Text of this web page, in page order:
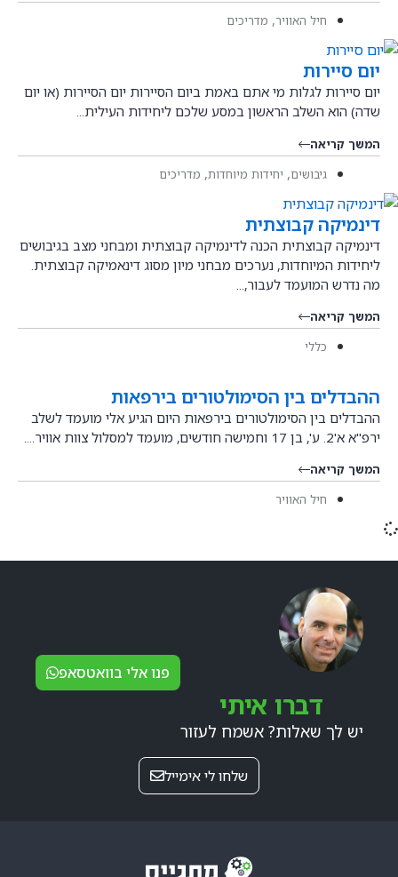
חיל האוויר, מדריכים
יום סיירות
יום סיירות לגלות מי אתם באמת ביום הסיירות יום הסיירות (או יום
שדה) הוא השלב הראשון במסע שלכם ליחידות העילית...
המשך קריאה
גיבושים, יחידות מיוחדות, מדריכים
דינמיקה קבוצתית
דינמיקה קבוצתית הכנה לדינמיקה קבוצתית ומבחני מצב בגיבושים
ליחידות המיוחדות, נערכים מבחני מיון מסוג דינאמיקה קבוצתית.
מה נדרש המועמד לעבור,...
המשך קריאה
כללי
ההבדלים בין הסימולטורים בירפאות
ההבדלים בין הסימולטורים בירפאות היום הגיע אלי מועמד לשלב
ירפ"א א'2. ע', בן 17 וחמישה חודשים, מועמד למסלול צוות אוויר....
המשך קריאה
חיל האוויר
דברו איתי
יש לך שאלות? אשמח לעזור
פנו אלי בוואטסאפ
שלחו לי אימייל